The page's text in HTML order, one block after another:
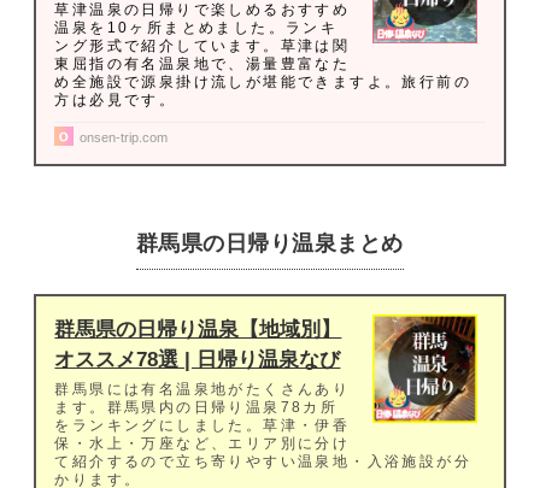
草津温泉の日帰りで楽しめるおすすめ
温泉を10ヶ所まとめました。ランキ
ング形式で紹介しています。草津は関
東屈指の有名温泉地で、湯量豊富なた
め全施設で源泉掛け流しが堪能できますよ。旅行前の
方は必見です。
onsen-trip.com
群馬県の日帰り温泉まとめ
群馬県の日帰り温泉【地域別】
オススメ78選 | 日帰り温泉なび
群馬県には有名温泉地がたくさんあり
ます。群馬県内の日帰り温泉78カ所
をランキングにしました。草津・伊香
保・水上・万座など、エリア別に分け
て紹介するので立ち寄りやすい温泉地・入浴施設が分
かります。